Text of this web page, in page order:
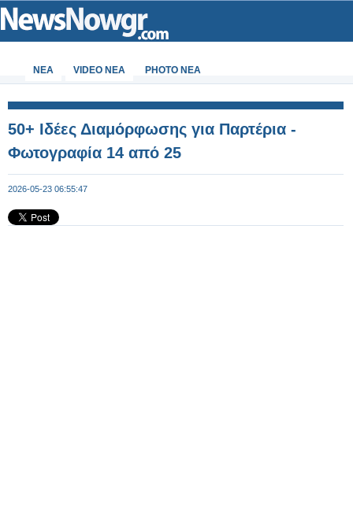
ΝΕΑ VIDEO NEA PHOTO NEA
50+ Ιδέες Διαμόρφωσης για Παρτέρια -
Φωτογραφία 14 από 25
2026-05-23 06:55:47